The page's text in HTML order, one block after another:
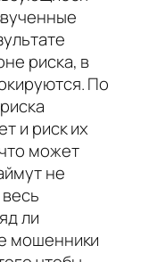
риска, в
По
и риск их
может
не
ли
мошенники